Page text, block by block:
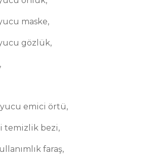
maske,
gözlük,
emici örtü,
temizlik bezi,
faraş,